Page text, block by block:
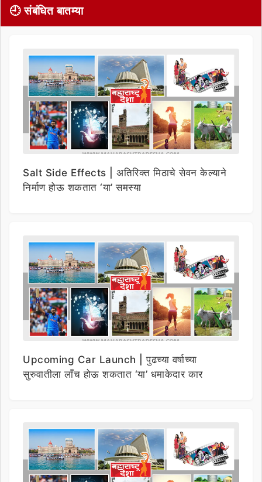
🕘 संबंधित बातम्या
Salt Side Effects | अतिरिक्त मिठाचे सेवन केल्याने
निर्माण होऊ शकतात ‘या’ समस्या
Upcoming Car Launch | पुढच्या वर्षाच्या
सुरुवातीला लाँच होऊ शकतात ‘या’ धमाकेदार कार